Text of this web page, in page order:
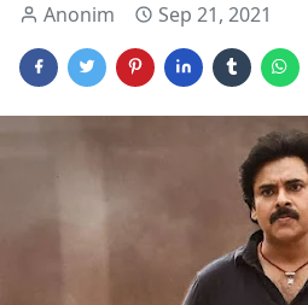
Anonim Sep 21, 2021